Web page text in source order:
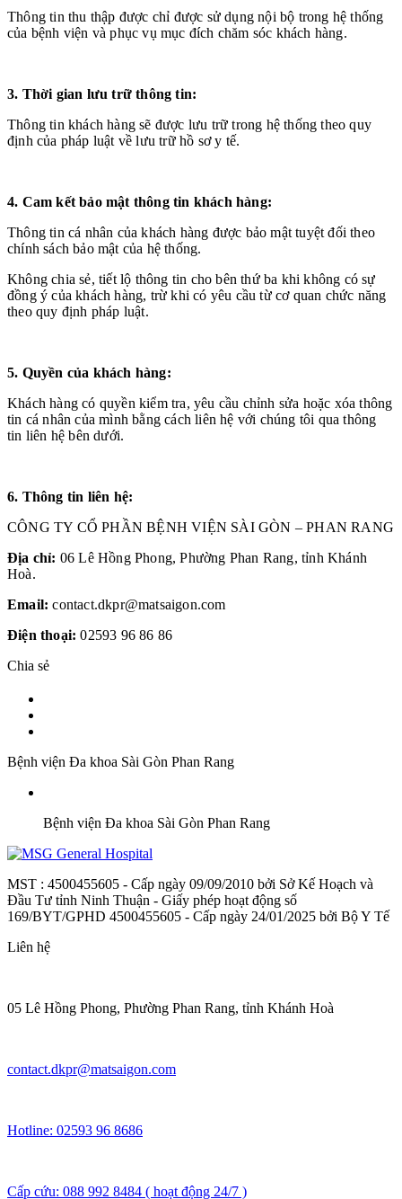
Thông tin thu thập được chỉ được sử dụng nội bộ trong hệ thống
của bệnh viện và phục vụ mục đích chăm sóc khách hàng.
3. Thời gian lưu trữ thông tin:
Thông tin khách hàng sẽ được lưu trữ trong hệ thống theo quy
định của pháp luật về lưu trữ hồ sơ y tế.
4. Cam kết bảo mật thông tin khách hàng:
Thông tin cá nhân của khách hàng được bảo mật tuyệt đối theo
chính sách bảo mật của hệ thống.
Không chia sẻ, tiết lộ thông tin cho bên thứ ba khi không có sự
đồng ý của khách hàng, trừ khi có yêu cầu từ cơ quan chức năng
theo quy định pháp luật.
5. Quyền của khách hàng:
Khách hàng có quyền kiểm tra, yêu cầu chỉnh sửa hoặc xóa thông
tin cá nhân của mình bằng cách liên hệ với chúng tôi qua thông
tin liên hệ bên dưới.
6. Thông tin liên hệ:
CÔNG TY CỔ PHẦN BỆNH VIỆN SÀI GÒN – PHAN RANG
Địa chỉ: 06 Lê Hồng Phong, Phường Phan Rang, tỉnh Khánh
Hoà.
Email:contact.dkpr@matsaigon.com
Điện thoại: 02593 96 86 86
Chia sẻ
Bệnh viện Đa khoa Sài Gòn Phan Rang
Bệnh viện Đa khoa Sài Gòn Phan Rang
MST : 4500455605 - Cấp ngày 09/09/2010 bởi Sở Kế Hoạch và
Đầu Tư tỉnh Ninh Thuận - Giấy phép hoạt động số
169/BYT/GPHD 4500455605 - Cấp ngày 24/01/2025 bởi Bộ Y Tế
Liên hệ
05 Lê Hồng Phong, Phường Phan Rang, tỉnh Khánh Hoà
contact.dkpr@matsaigon.com
Hotline: 02593 96 8686
Cấp cứu: 088 992 8484 ( hoạt động 24/7 )